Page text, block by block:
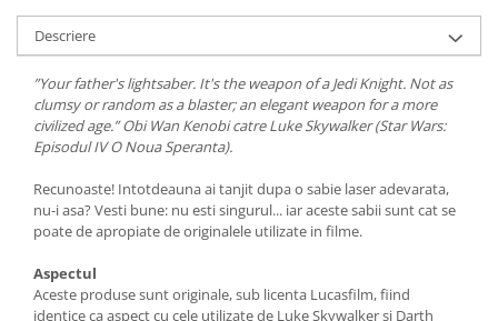
Descriere
”Your father's lightsaber. It's the weapon of a Jedi Knight. Not as
clumsy or random as a blaster; an elegant weapon for a more
civilized age.” Obi Wan Kenobi catre Luke Skywalker (Star Wars:
Episodul IV O Noua Speranta).
Recunoaste! Intotdeauna ai tanjit dupa o sabie laser adevarata,
nu-i asa? Vesti bune: nu esti singurul... iar aceste sabii sunt cat se
poate de apropiate de originalele utilizate in filme.
Aspectul
Aceste produse sunt originale, sub licenta Lucasfilm, fiind
identice ca aspect cu cele utilizate de Luke Skywalker si Darth